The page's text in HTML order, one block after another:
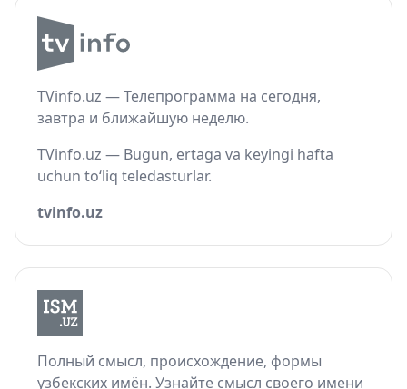
TVinfo.uz — Телепрограмма на сегодня,
завтра и ближайшую неделю.
TVinfo.uz — Bugun, ertaga va keyingi hafta
uchun to‘liq teledasturlar.
tvinfo.uz
Полный смысл, происхождение, формы
узбекских имён. Узнайте смысл своего имени